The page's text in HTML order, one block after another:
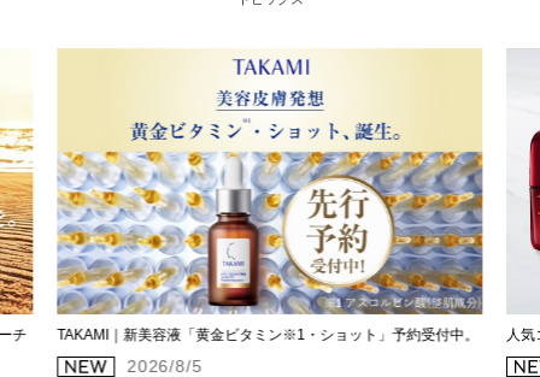
チ TAKAMI｜新美容液「黄金ビタミン※1・ショット」予約受付中。
2026/8/5
人